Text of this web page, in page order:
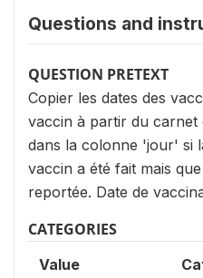
Questions and
QUESTION PRETEXT
Copier les dates des
vaccin à partir du
dans la colonne 'jour' si
vaccin a été fait mais
reportée. Date de
CATEGORIES
Value